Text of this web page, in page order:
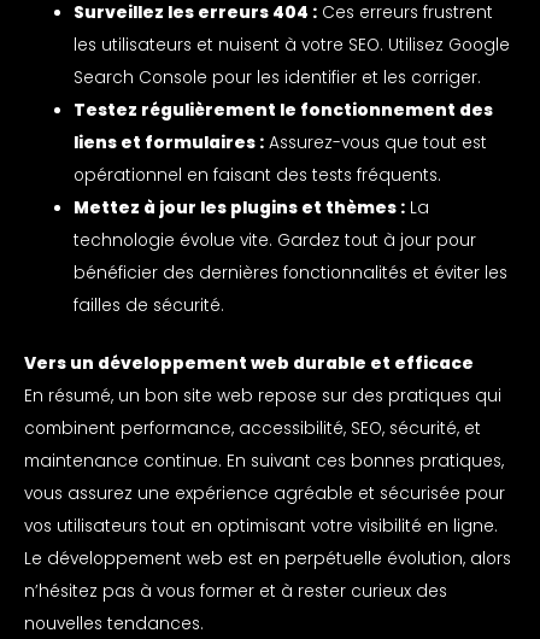
Surveillez les erreurs 404 : Ces erreurs frustrent
les utilisateurs et nuisent à votre SEO. Utilisez Google
Search Console pour les identifier et les corriger.
Testez régulièrement le fonctionnement des
liens et formulaires : Assurez-vous que tout est
opérationnel en faisant des tests fréquents.
Mettez à jour les plugins et thèmes : La
technologie évolue vite. Gardez tout à jour pour
bénéficier des dernières fonctionnalités et éviter les
failles de sécurité.
Vers un développement web durable et efficace
En résumé, un bon site web repose sur des pratiques qui
combinent performance, accessibilité, SEO, sécurité, et
maintenance continue. En suivant ces bonnes pratiques,
vous assurez une expérience agréable et sécurisée pour
vos utilisateurs tout en optimisant votre visibilité en ligne.
Le développement web est en perpétuelle évolution, alors
n’hésitez pas à vous former et à rester curieux des
nouvelles tendances.